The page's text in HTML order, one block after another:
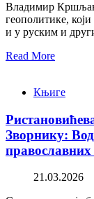
Владимир
геополитике,
и у руским и
Read More
Књиге
Зворнику:
21.03.2026